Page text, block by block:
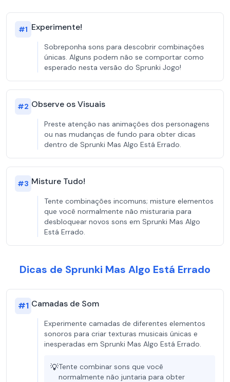
#1 Experimente!
Sobreponha sons para descobrir combinações
únicas. Alguns podem não se comportar como
esperado nesta versão do Sprunki Jogo!
#2 Observe os Visuais
Preste atenção nas animações dos personagens
ou nas mudanças de fundo para obter dicas
dentro de Sprunki Mas Algo Está Errado.
#3 Misture Tudo!
Tente combinações incomuns; misture elementos
que você normalmente não misturaria para
desbloquear novos sons em Sprunki Mas Algo
Está Errado.
Dicas de Sprunki Mas Algo Está Errado
#1 Camadas de Som
Experimente camadas de diferentes elementos
sonoros para criar texturas musicais únicas e
inesperadas em Sprunki Mas Algo Está Errado.
💡Tente combinar sons que você
normalmente não juntaria para obter